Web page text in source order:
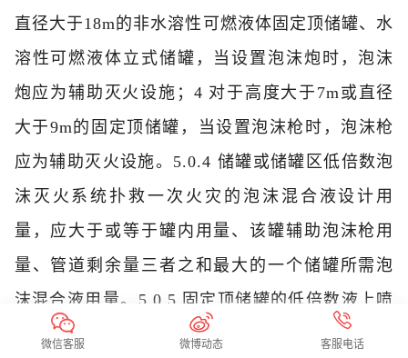
直径大于18m的非水溶性可燃液体固定顶储罐、水
溶性可燃液体立式储罐，当设置泡沫炮时，泡沫
炮应为辅助灭火设施； 4 对于高度大于7m或直径
大于9m的固定顶储罐，当设置泡沫枪时，泡沫枪
应为辅助灭火设施。 5.0.4 储罐或储罐区低倍数泡
沫灭火系统扑救一次火灾的泡沫混合液设计用
量，应大于或等于罐内用量、该罐辅助泡沫枪用
量、管道剩余量三者之和最大的一个储罐所需泡
沫混合液用量。 5.0.5 固定顶储罐的低倍数液上喷
射泡沫灭火系统，每个泡沫产生器应设置独立的
微信客服 微博动态 客服电话